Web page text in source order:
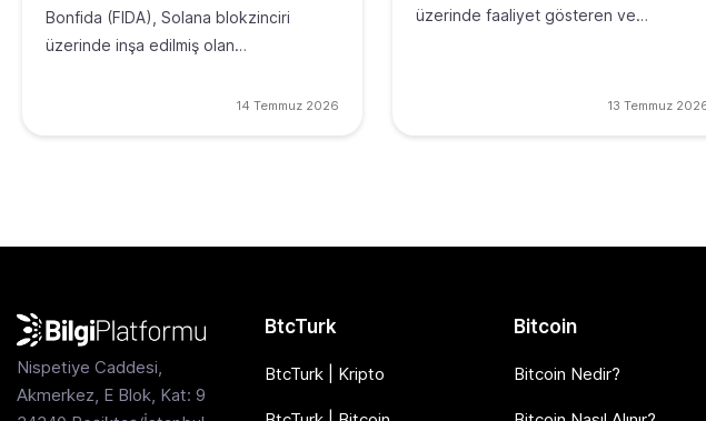
Bonfida (FIDA), Solana blokzinciri
üzerinde inşa edilmiş olan…
14 Temmuz 2026
üzerinde faaliyet gösteren ve…
13 Temmuz
Nispetiye Caddesi,
Akmerkez, E Blok, Kat: 9
BtcTurk
BtcTurk | Kripto
Bitcoin
Bitcoin Nedir?